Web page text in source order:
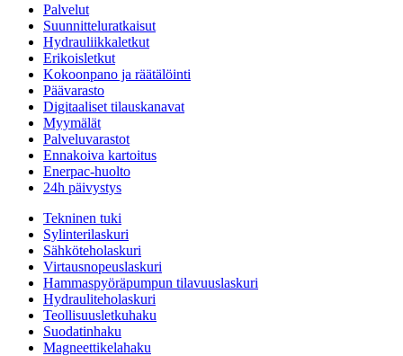
Palvelut
Suunnitteluratkaisut
Hydrauliikkaletkut
Erikoisletkut
Kokoonpano ja räätälöinti
Päävarasto
Digitaaliset tilauskanavat
Myymälät
Palveluvarastot
Ennakoiva kartoitus
Enerpac-huolto
24h päivystys
Tekninen tuki
Sylinterilaskuri
Sähköteholaskuri
Virtausnopeuslaskuri
Hammaspyöräpumpun tilavuuslaskuri
Hydrauliteholaskuri
Teollisuusletkuhaku
Suodatinhaku
Magneettikelahaku